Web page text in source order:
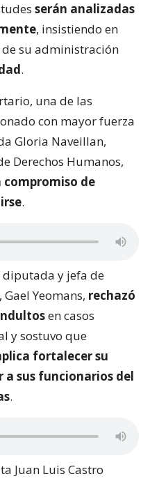
serán analizadas
, insistiendo en
su administración
.
una de las
con mayor fuerza
Gloria Naveillan,
Derechos Humanos,
de
.
diputada y jefa de
Yeomans, rechazó
en casos
y sostuvo que
fortalecer su
sus funcionarios del
.
Juan Luis Castro